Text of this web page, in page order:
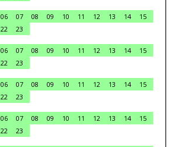
06 07 08 09 10 11 12 13 14
15
22
23
06 07 08 09 10 11 12 13 14
15
22
23
06 07 08 09 10 11 12 13 14
15
22
23
06 07 08 09 10 11 12 13 14
15
22
23